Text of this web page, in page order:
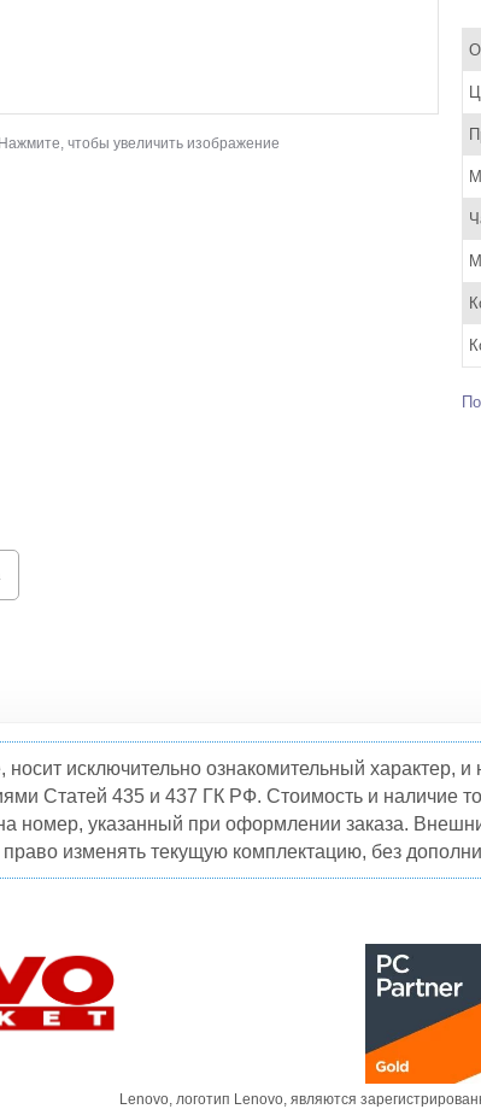
Нажмите, чтобы увеличить изображение
исключительно ознакомительный
Статей 435 и 437 ГК РФ. Стоимость и наличие
номер, указанный при оформлении заказа.
право изменять текущую комплектацию, без
Lenovo, логотип Lenovo, являются